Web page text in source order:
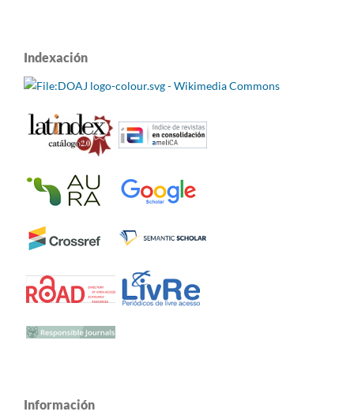
Indexación
Información